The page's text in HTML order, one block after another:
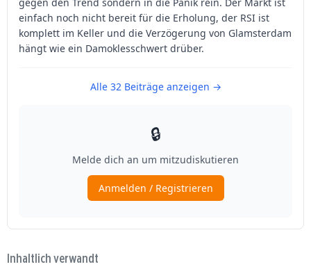
Inhaltlich verwandt